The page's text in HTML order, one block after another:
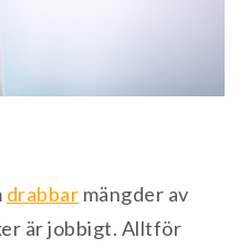
drabbar mängder av
är jobbigt. Alltför